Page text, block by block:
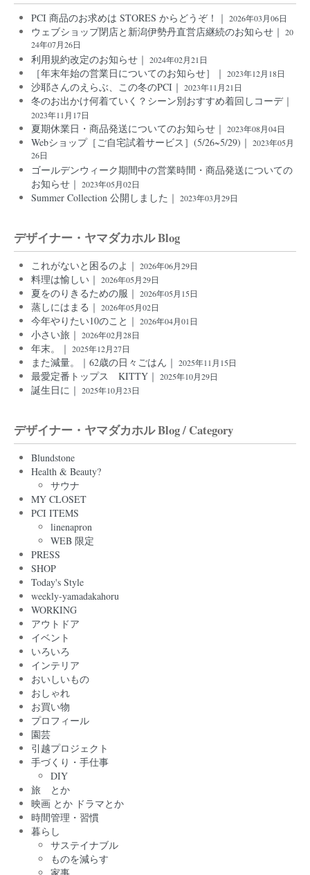
PCI 商品のお求めは STORES からどうぞ！｜ 2026年03月06日
ウェブショップ閉店と新潟伊勢丹直営店継続のお知らせ｜ 20
24年07月26日
利用規約改定のお知らせ｜ 2024年02月21日
［年末年始の営業日についてのお知らせ］｜ 2023年12月18日
沙耶さんのえらぶ、この冬のPCI｜ 2023年11月21日
冬のお出かけ何着ていく？シーン別おすすめ着回しコーデ｜
2023年11月17日
夏期休業日・商品発送についてのお知らせ｜ 2023年08月04日
Webショップ［ご自宅試着サービス］(5/26~5/29)｜ 2023年05月
26日
ゴールデンウィーク期間中の営業時間・商品発送についての
お知らせ｜ 2023年05月02日
Summer Collection 公開しました｜ 2023年03月29日
デザイナー・ヤマダカホル Blog
これがないと困るのよ｜ 2026年06月29日
料理は愉しい｜ 2026年05月29日
夏をのりきるための服｜ 2026年05月15日
蒸しにはまる｜ 2026年05月02日
今年やりたい10のこと｜ 2026年04月01日
小さい旅｜ 2026年02月28日
年末。｜ 2025年12月27日
また減量。｜62歳の日々ごはん｜ 2025年11月15日
最愛定番トップス KITTY｜ 2025年10月29日
誕生日に｜ 2025年10月23日
デザイナー・ヤマダカホル Blog / Category
Blundstone
Health & Beauty?
サウナ
MY CLOSET
PCI ITEMS
linenapron
WEB 限定
PRESS
SHOP
Today's Style
weekly-yamadakahoru
WORKING
アウトドア
イベント
いろいろ
インテリア
おいしいもの
おしゃれ
お買い物
プロフィール
園芸
引越プロジェクト
手づくり・手仕事
DIY
旅 とか
映画 とか ドラマとか
時間管理・習慣
暮らし
サステイナブル
ものを減らす
家事